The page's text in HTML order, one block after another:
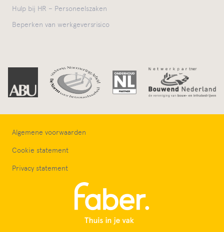
Hulp bij HR – Personeelszaken
Beperken van werkgeversrisico
Algemene voorwaarden
Cookie statement
Privacy statement